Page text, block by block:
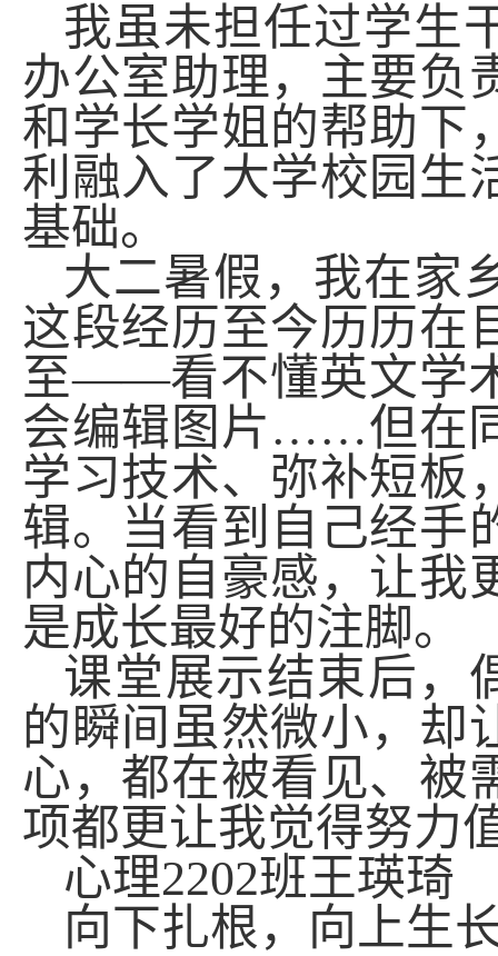
我虽未担任过学生
办公室助理，主要负
和学长学姐的帮助下
利融入了大学校园生
基础。
大二暑假，我在家
这段经历至今历历在
至——看不懂英文学
会编辑图片……但在
学习技术、弥补短板
辑。当看到自己经手
内心的自豪感，让我
是成长最好的注脚。
课堂展示结束后，
的瞬间虽然微小，
心，都在被看见、被
项都更让我觉得努力
心理2202班王瑛琦
向下扎根，向上生